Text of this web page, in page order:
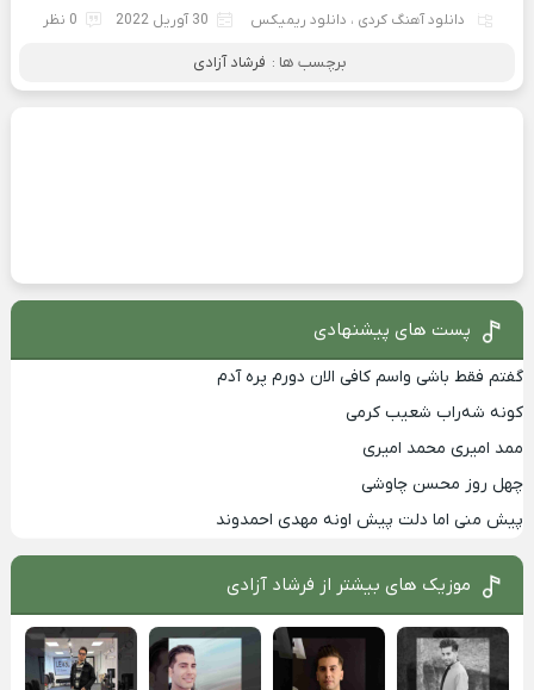
دانلود آهنگ کردی ، دانلود ریمیکس 30 آوریل 2022 0 نظر
برچسب ها : فرشاد آزادی
پست های پیشنهادی
گفتم فقط باشی واسم کافی الان دورم پره آدم
کونه شه‌راب شعیب کرمی
ممد امیری محمد امیری
چهل روز محسن چاوشی
پیش منی اما دلت پیش اونه مهدی احمدوند
موزیک های بیشتر از فرشاد آزادی